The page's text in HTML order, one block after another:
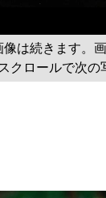
像は続きます。
クロールで次の